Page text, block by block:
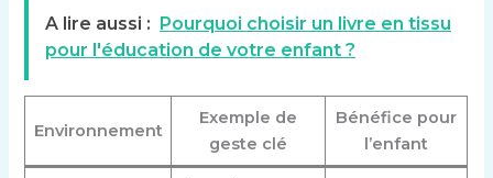
A lire aussi : Pourquoi choisir un livre en tissu
pour l'éducation de votre enfant ?
Environnement
Exemple de
geste clé
Bénéfice pour
l’enfant